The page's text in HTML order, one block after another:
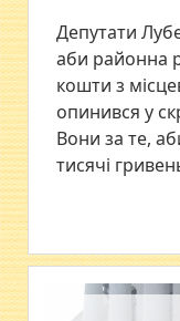
Депутати
аби районна
кошти з
опинився у
Вони за те,
тисячі